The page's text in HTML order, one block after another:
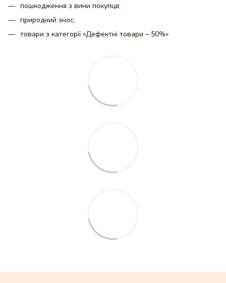
пошкодження з вини покупця;
природний знос;
товари з категорії «Дефектні товари – 50%»